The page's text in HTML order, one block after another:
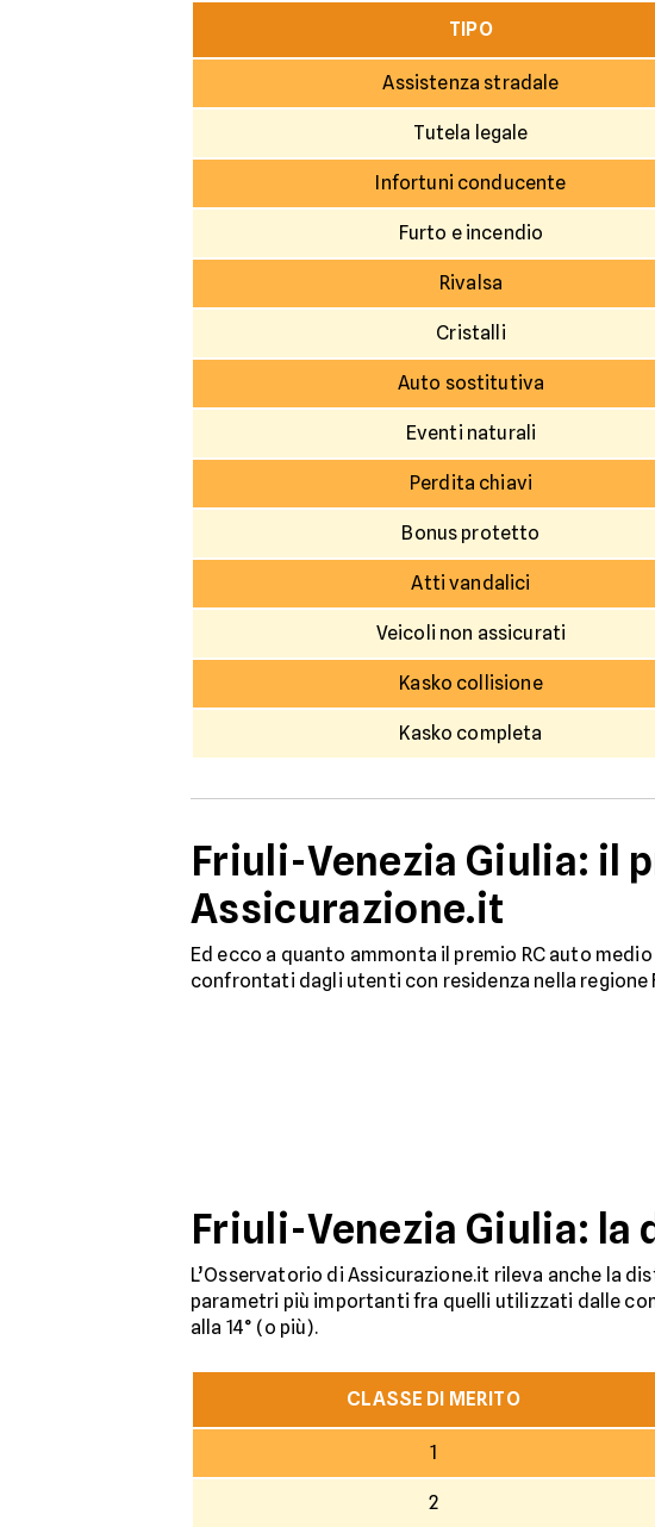
TIPO
Assistenza stradale
Tutela legale
Infortuni conducente
Furto e incendio
Rivalsa
Cristalli
Auto sostitutiva
Eventi naturali
Perdita chiavi
Bonus protetto
Atti vandalici
Veicoli non assicurati
Kasko collisione
Kasko completa
Friuli-Venezia Giulia: il
Assicurazione.it
Ed ecco a quanto ammonta il premio RC auto
confrontati dagli utenti con residenza nella regione
Friuli-Venezia Giulia:
L’Osservatorio di Assicurazione.it rileva anche la
parametri più importanti fra quelli utilizzati dalle
alla 14° (o più).
CLASSE DI MERITO
1
2